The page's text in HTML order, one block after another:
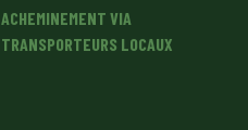
ACHEMINEMENT VIA
TRANSPORTEURS LOCAUX